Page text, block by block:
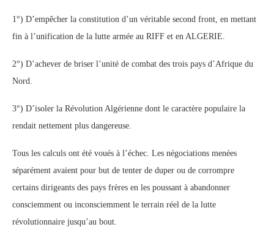
1°) D’empêcher la constitution d’un véritable second front, en mettant
fin à l’unification de la lutte armée au RIFF et en ALGERIE.
2°) D’achever de briser l’unité de combat des trois pays d’Afrique du
Nord.
3°) D’isoler la Révolution Algérienne dont le caractère populaire la
rendait nettement plus dangereuse.
Tous les calculs ont été voués à l’échec. Les négociations menées
séparément avaient pour but de tenter de duper ou de corrompre
certains dirigeants des pays frères en les poussant à abandonner
consciemment ou inconsciemment le terrain réel de la lutte
révolutionnaire jusqu’au bout.